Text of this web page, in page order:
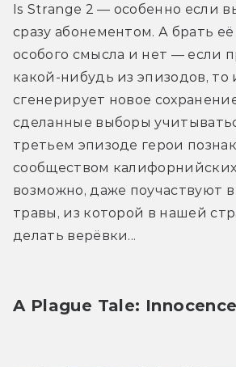
Is Strange 2 — особенно если
сразу абонементом. А брать её
особого смысла и нет — если
какой-нибудь из эпизодов, то
сгенерирует новое
сделанные выборы
третьем эпизоде герои
сообществом
возможно, даже поучаствуют
травы, из которой в нашей
делать верёвки...
A Plague Tale: Innocence